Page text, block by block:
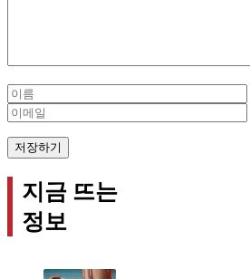
Name
지금 뜨는
정보